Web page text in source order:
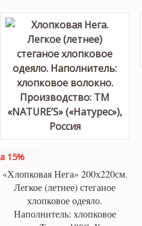
15%
«Хлопковая Нега» 200х220см.
Легкое (летнее) стеганое
хлопковое одеяло.
Наполнитель: хлопковое